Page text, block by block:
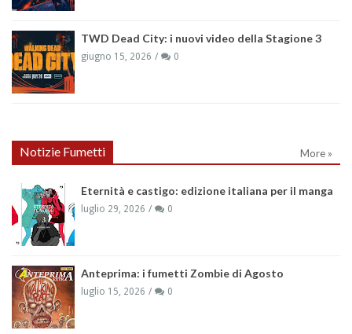
TWD Dead City: i nuovi video della Stagione 3
giugno 15, 2026 0
Notizie Fumetti More »
Eternità e castigo: edizione italiana per il manga
luglio 29, 2026 0
Anteprima: i fumetti Zombie di Agosto
luglio 15, 2026 0